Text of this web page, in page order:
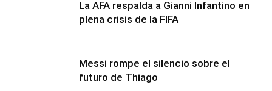
La AFA respalda a Gianni Infantino en
plena crisis de la FIFA
Messi rompe el silencio sobre el
futuro de Thiago